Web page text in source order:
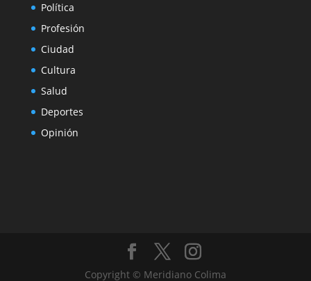
Política
Profesión
Ciudad
Cultura
Salud
Deportes
Opinión
Copyright © Meridiano Colima